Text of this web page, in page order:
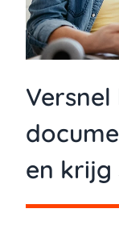
Versnel
en krijg